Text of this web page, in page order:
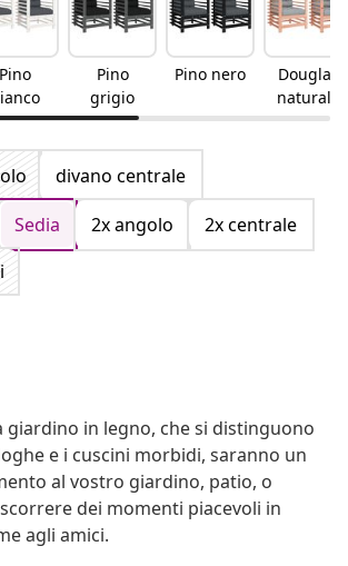
Pino
Pino
grigio
Pino nero
Douglas
naturale
divano centrale
Sedia 2x angolo
2x centrale
giardino in legno, che si distinguono
e i cuscini morbidi, saranno un
al vostro giardino, patio, o
dei momenti piacevoli in
agli amici.